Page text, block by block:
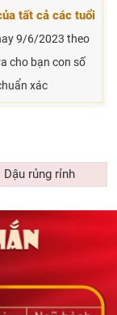
tất cả các tuổi
9/6/2023 theo
cho bạn con số
xác
Dậu rủng rỉnh